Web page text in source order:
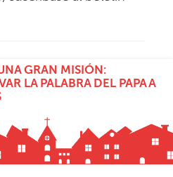
MISIONEROS PAZ